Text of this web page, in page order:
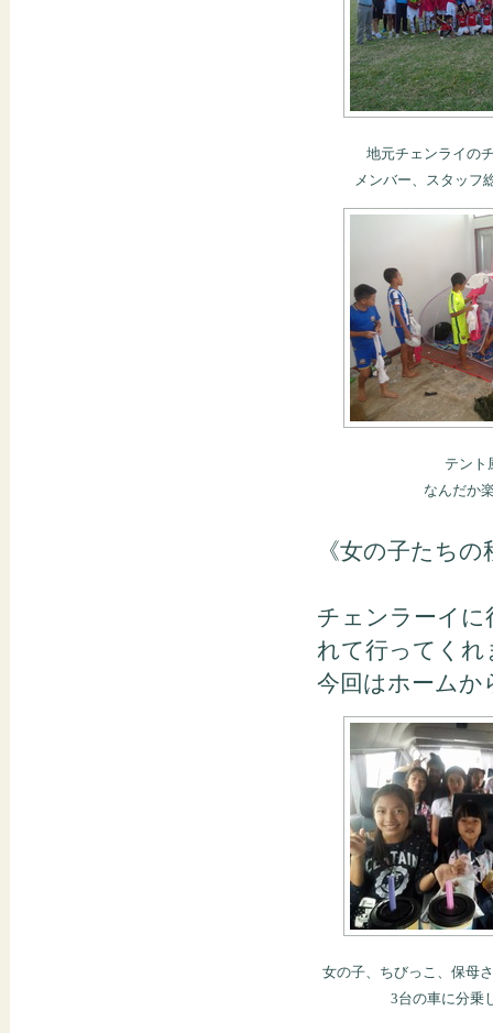
地元チェンライの
メンバー、スタッフ
テント
なんだか
《女の子たち
チェンラーイに
れて行ってくれ
今回はホームか
女の子、ちびっこ、保母
3台の車に分乗